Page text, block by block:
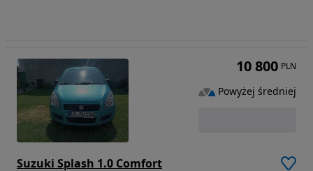
Suzuki Splash 1.0 Comfort
10 800 PLN
Powyżej średniej